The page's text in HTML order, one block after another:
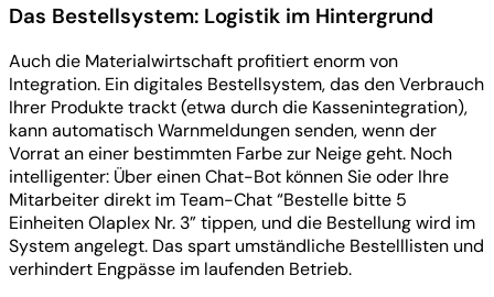
Das Bestellsystem: Logistik im Hintergrund
Auch die Materialwirtschaft profitiert enorm von
Integration. Ein digitales Bestellsystem, das den Verbrauch
Ihrer Produkte trackt (etwa durch die Kassenintegration),
kann automatisch Warnmeldungen senden, wenn der
Vorrat an einer bestimmten Farbe zur Neige geht. Noch
intelligenter: Über einen Chat-Bot können Sie oder Ihre
Mitarbeiter direkt im Team-Chat “Bestelle bitte 5
Einheiten Olaplex Nr. 3” tippen, und die Bestellung wird im
System angelegt. Das spart umständliche Bestelllisten und
verhindert Engpässe im laufenden Betrieb.